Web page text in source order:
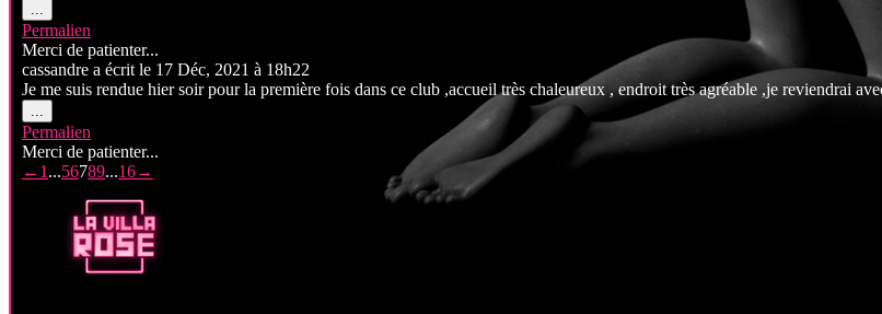
...
cette
boîte
méta.
Permalien
Merci de patienter...
cassandre a écrit le 17 Déc, 2021 à 18h22
Je me suis rendue hier soir pour la première fois dans ce club ,accueil très chaleureux , endroit très agréable ,je reviendrai
...
cette
boîte
méta.
Permalien
Merci de patienter...
Navigation
← 1 ...56789...16→